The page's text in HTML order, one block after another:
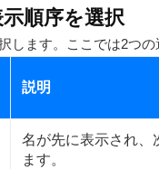
順序を選択
します。ここでは2つの
説明
名が先に表示され、
ます。